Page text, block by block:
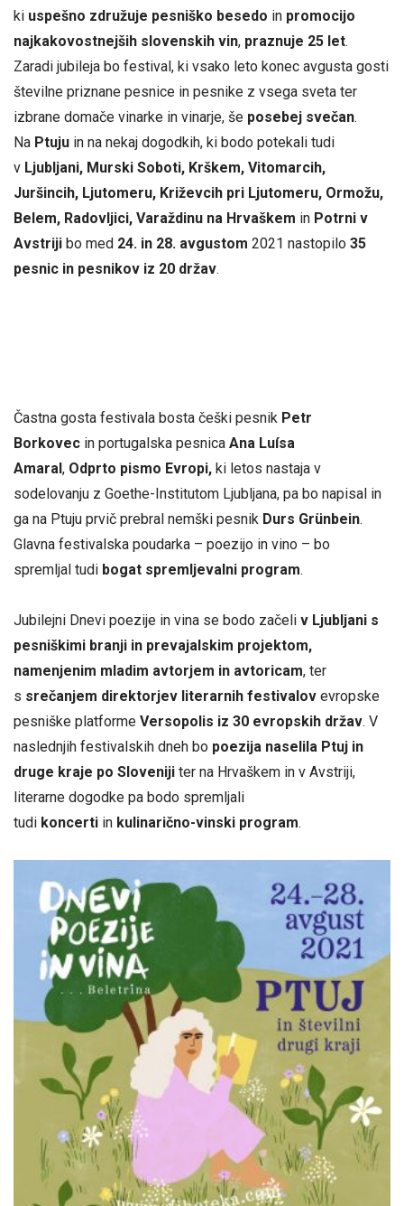
ki uspešno združuje pesniško besedo in promocijo
najkakovostnejših slovenskih vin, praznuje 25 let.
Zaradi jubileja bo festival, ki vsako leto konec avgusta gosti
številne priznane pesnice in pesnike z vsega sveta ter
izbrane domače vinarke in vinarje, še posebej svečan.
Na Ptuju in na nekaj dogodkih, ki bodo potekali tudi
v Ljubljani, Murski Soboti, Krškem, Vitomarcih,
Juršincih, Ljutomeru, Križevcih pri Ljutomeru, Ormožu,
Belem, Radovljici, Varaždinu na Hrvaškem in Potrni v
Avstriji bo med 24. in 28. avgustom 2021 nastopilo 35
pesnic in pesnikov iz 20 držav.
Častna gosta festivala bosta češki pesnik Petr
Borkovec in portugalska pesnica Ana Luísa
Amaral , Odprto pismo Evropi, ki letos nastaja v
sodelovanju z Goethe-Institutom Ljubljana, pa bo napisal in
ga na Ptuju prvič prebral nemški pesnik Durs Grünbein.
Glavna festivalska poudarka – poezijo in vino – bo
spremljal tudi bogat spremljevalni program.
Jubilejni Dnevi poezije in vina se bodo začeli v Ljubljani s
pesniškimi branji in prevajalskim projektom,
namenjenim mladim avtorjem in avtoricam, ter
s srečanjem direktorjev literarnih festivalov evropske
pesniške platforme Versopolis iz 30 evropskih držav. V
naslednjih festivalskih dneh bo poezija naselila Ptuj in
druge kraje po Sloveniji ter na Hrvaškem in v Avstriji,
literarne dogodke pa bodo spremljali
tudi koncerti in kulinarično-vinski program.